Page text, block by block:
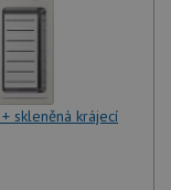
skleněná krájecí